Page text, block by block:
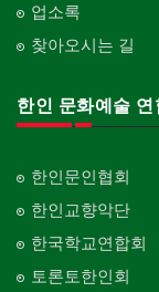
업소록
찾아오시는 길
한인 문화예술 연
한인문인협회
한인교향악단
한국학교연합회
토론토한인회